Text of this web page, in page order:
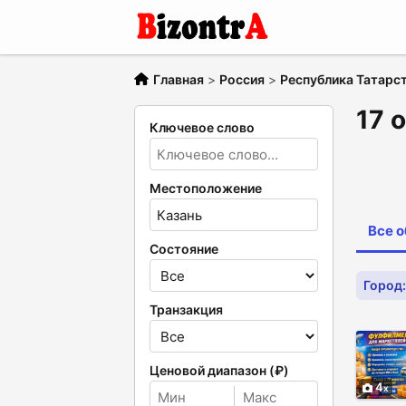
Главная > Россия > Республика
Ключевое слово
Местоположение
Состояние
Транзакция
Ценовой диапазон (₽)
17
Все
4